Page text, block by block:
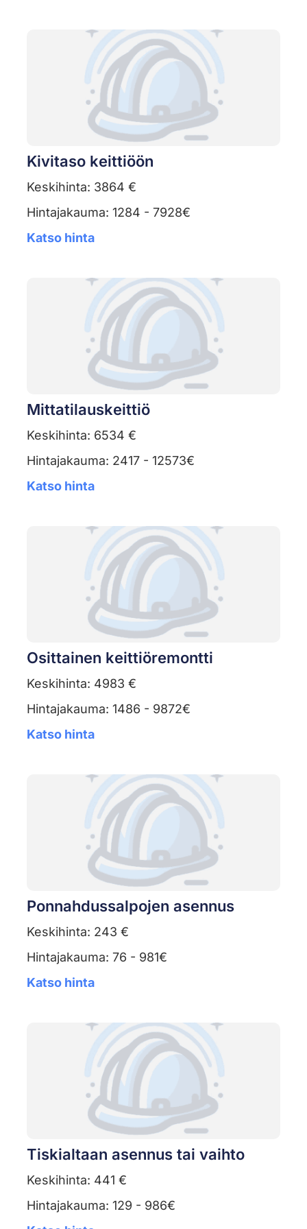
Kivitaso keittiöön
Keskihinta: 3864 €
Hintajakauma: 1284 - 7928€
Katso hinta
Mittatilauskeittiö
Keskihinta: 6534 €
Hintajakauma: 2417 - 12573€
Katso hinta
Osittainen keittiöremontti
Keskihinta: 4983 €
Hintajakauma: 1486 - 9872€
Katso hinta
Ponnahdussalpojen asennus
Keskihinta: 243 €
Hintajakauma: 76 - 981€
Katso hinta
Tiskialtaan asennus tai vaihto
Keskihinta: 441 €
Hintajakauma: 129 - 986€